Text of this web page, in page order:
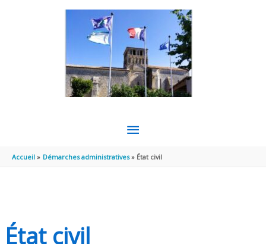
MENU
PRINCIPAL
Accueil Démarches administratives État civil
État civil